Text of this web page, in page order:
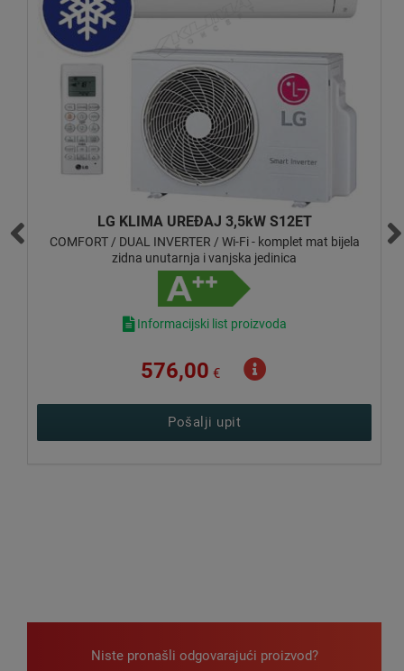
AZURI KLIMA UREĐAJ 3,2kW AZI-WA35VH
NORA PREMIUM INVERTER - komplet sjajna bijela zidna
unutarnja i vanjska jedinica
Informacijski list proizvoda
585,00 €
Pošalji upit
Niste pronašli odgovarajući proizvod?